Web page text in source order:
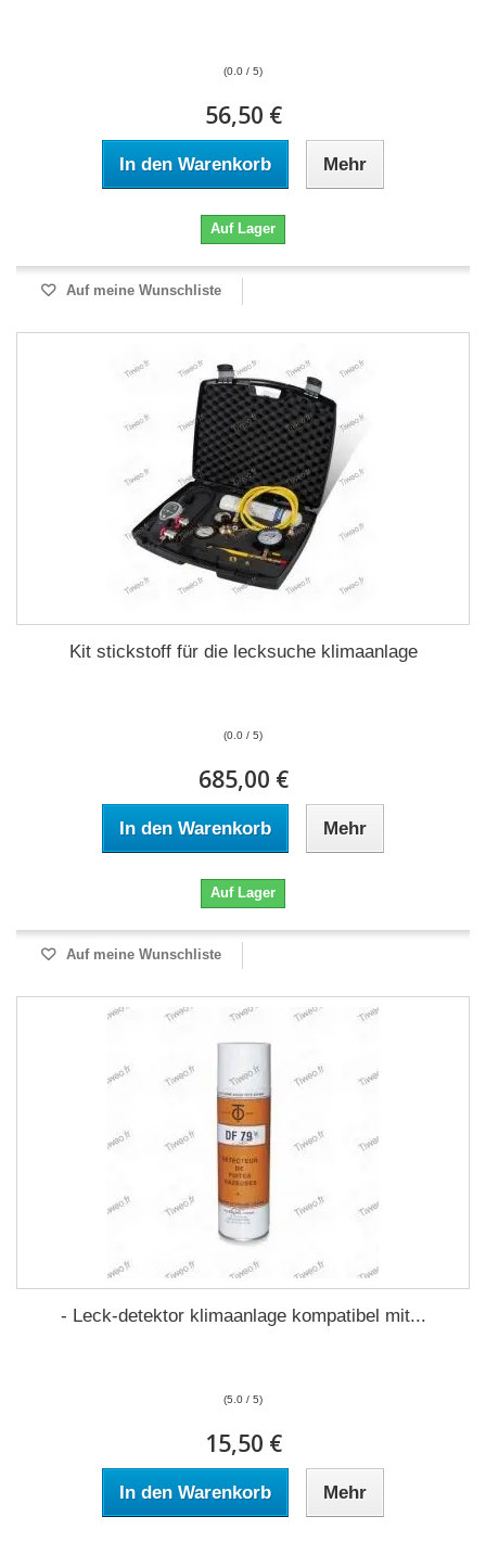
(0.0 / 5)
56,50 €
In den Warenkorb Mehr
Auf Lager
Auf meine Wunschliste
Kit stickstoff für die lecksuche klimaanlage
(0.0 / 5)
685,00 €
In den Warenkorb Mehr
Auf Lager
Auf meine Wunschliste
- Leck-detektor klimaanlage kompatibel mit...
(5.0 / 5)
15,50 €
In den Warenkorb Mehr